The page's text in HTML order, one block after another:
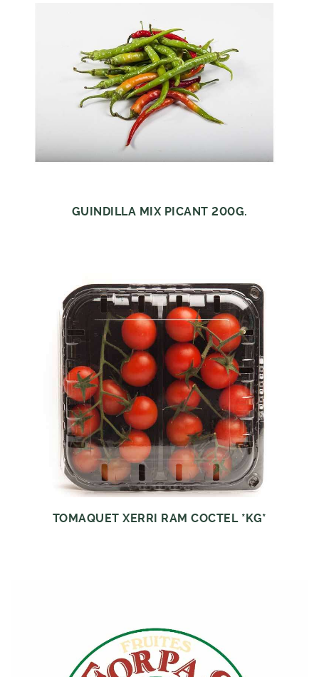
GUINDILLA MIX PICANT 200G.
TOMAQUET XERRI RAM COCTEL *KG*